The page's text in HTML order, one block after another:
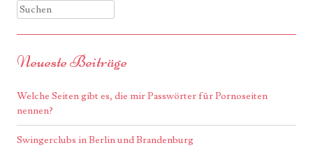
Suchen
Neueste Beiträge
Welche Seiten gibt es, die mir Passwörter für Pornoseiten
nennen?
Swingerclubs in Berlin und Brandenburg